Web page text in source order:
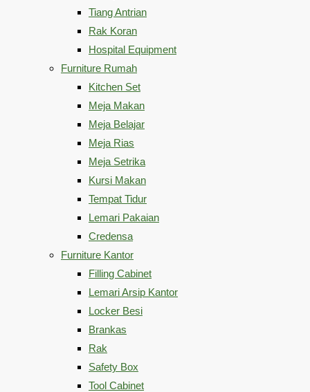
Tiang Antrian
Rak Koran
Hospital Equipment
Furniture Rumah
Kitchen Set
Meja Makan
Meja Belajar
Meja Rias
Meja Setrika
Kursi Makan
Tempat Tidur
Lemari Pakaian
Credensa
Furniture Kantor
Filling Cabinet
Lemari Arsip Kantor
Locker Besi
Brankas
Rak
Safety Box
Tool Cabinet